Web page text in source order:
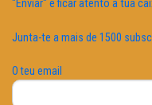
"Enviar" e ficar atento à tua
Junta-te a mais de 1500
O teu email